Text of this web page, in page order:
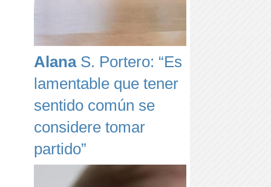
AlanaS. Portero: “Es
lamentable que tener
sentido común se
considere tomar
partido”